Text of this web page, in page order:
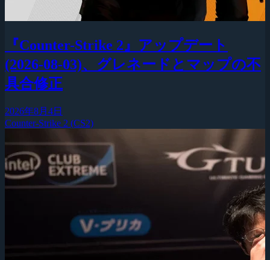
『Counter-Strike 2』アップデート
(2026-08-03)、グレネードとマップの不
具合修正
2026年8月4日
Counter-Strike 2 (CS2)